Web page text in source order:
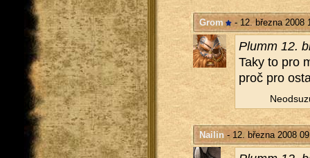
Grom - 12. března 2008
Plumm 12.
Taky to pro
proč pro
Nailin- 12. března 2008